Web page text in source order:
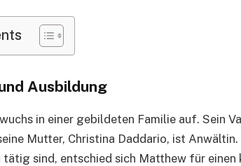
Ausbildung
in einer gebildeten Familie auf. Sein
Mutter, Christina Daddario, ist
tätig sind, entschied sich Matthew für einen